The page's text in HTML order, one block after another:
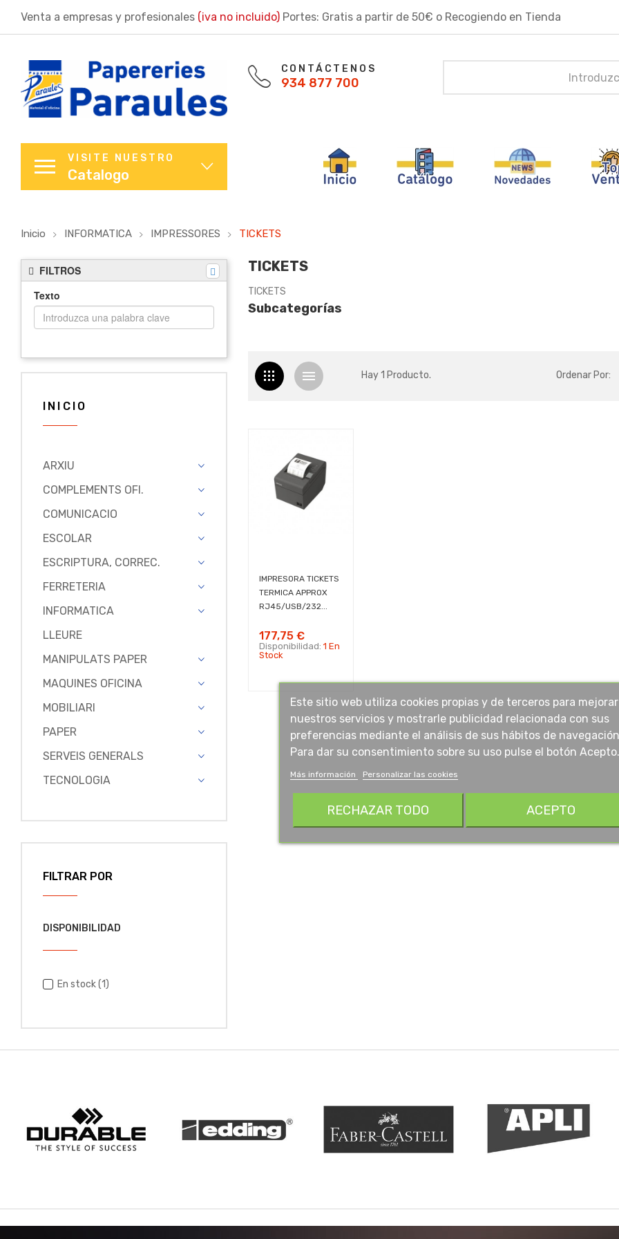
Venta a empresas y profesionales (iva no incluido) Portes: Gratis a partir de 50€ o Recogiendo en Tienda
CONTÁCTENOS
934 877 700
VISITE NUESTRO
Catalogo
Inicio INFORMATICA IMPRESSORES TICKETS
FILTROS
Texto
INICIO
ARXIU
COMPLEMENTS OFI.
COMUNICACIO
ESCOLAR
ESCRIPTURA, CORREC.
FERRETERIA
INFORMATICA
LLEURE
MANIPULATS PAPER
MAQUINES OFICINA
MOBILIARI
PAPER
SERVEIS GENERALS
TECNOLOGIA
FILTRAR POR
DISPONIBILIDAD
En stock(1)
TICKETS
TICKETS
Subcategorías
Hay 1 Producto. Ordenar Por:
IMPRESORA TICKETS
TERMICA APPROX
RJ45/USB/232...
177,75 €
Disponibilidad: 1 En
Stock
Este sitio web utiliza cookies propias y de terceros para mejorar
nuestros servicios y mostrarle publicidad relacionada con sus
preferencias mediante el análisis de sus hábitos de
Para dar su consentimiento sobre su uso pulse el botón Acepto.
Más información Personalizar las cookies
RECHAZAR TODO ACEPTO